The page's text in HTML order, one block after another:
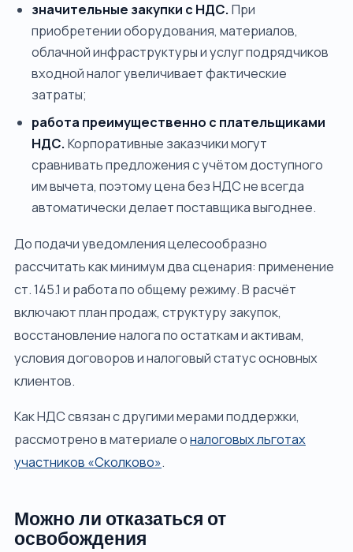
значительные закупки с НДС. При
приобретении оборудования, материалов,
облачной инфраструктуры и услуг подрядчиков
входной налог увеличивает фактические
затраты;
работа преимущественно с плательщиками
НДС. Корпоративные заказчики могут
сравнивать предложения с учётом доступного
им вычета, поэтому цена без НДС не всегда
автоматически делает поставщика выгоднее.
До подачи уведомления целесообразно
рассчитать как минимум два сценария: применение
ст. 145.1 и работа по общему режиму. В расчёт
включают план продаж, структуру закупок,
восстановление налога по остаткам и активам,
условия договоров и налоговый статус основных
клиентов.
Как НДС связан с другими мерами поддержки,
рассмотрено в материале оналоговых льготах
участников «Сколково».
Можно ли отказаться от
освобождения